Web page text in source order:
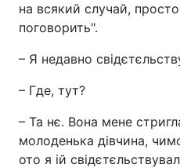
на всякий случай,
поговорить".
– Я недавно
– Где, тут?
– Та нє. Вона мене
молоденька дівчина,
ото я ій